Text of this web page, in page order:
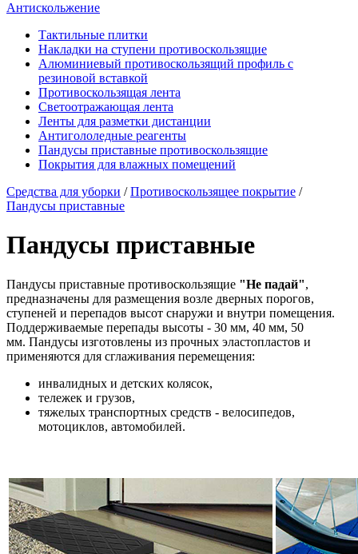
Антискольжение
Тактильные плитки
Накладки на ступени противоскользящие
Алюминиевый противоскользящий профиль с
резиновой вставкой
Противоскользящая лента
Cветоотражающая лента
Ленты для разметки дистанции
Антигололедные реагенты
Пандусы приставные противоскользящие
Покрытия для влажных помещений
Средства для уборки /Противоскользящее покрытие /
Пандусы приставные
Пандусы приставные
Пандусы приставные противоскользящие "Не падай",
предназначены для размещения возле дверных порогов,
ступеней и перепадов высот снаружи и внутри помещения.
Поддерживаемые перепады высоты - 30 мм, 40 мм, 50
мм. Пандусы изготовлены из прочных эластопластов и
применяются для сглаживания перемещения:
инвалидных и детских колясок,
тележек и грузов,
тяжелых транспортных средств - велосипедов,
мотоциклов, автомобилей.